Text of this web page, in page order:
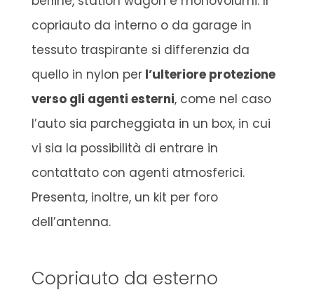
copriauto da interno o da garage in
tessuto traspirante si differenzia da
quello in nylon per l’ulteriore protezione
verso gli agenti esterni, come nel caso
l’auto sia parcheggiata in un box, in cui
vi sia la possibilità di entrare in
contattato con agenti atmosferici.
Presenta, inoltre, un kit per foro
dell’antenna.
Copriauto da esterno